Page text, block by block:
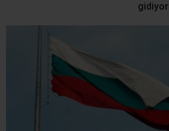
gidiyor